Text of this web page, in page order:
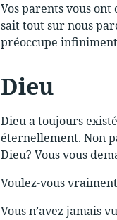
Vos parents vous
sait tout sur nous
préoccupe
Dieu
Dieu a toujours
éternellement. Non
Dieu? Vous vous
Voulez-vous
Vous n’avez jamais